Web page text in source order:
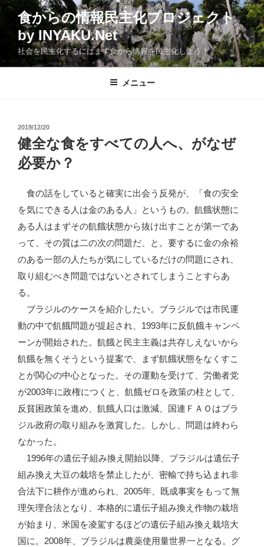
コ
食からの情報民主化プロジェクト
by INYAKU.Net
社会を民主化するにはまず食から情報を民主化しよう！
メニュー
投
稿
日:
2019/12/20
健全な食をすべての人へ、がなぜ
必要か？
食の話をしていると確実に出会う反発が、「食の安全
を気にできる人は金のある人」というもの。飢餓状態に
ある人はまずその飢餓状態から抜け出すことが第一であ
って、その質は二の次の問題だ、と。要するに金の余裕
のある一部の人たちが気にしているだけの問題にされ、
取り組むべき問題ではないとされてしまうことすらあ
る。
ブラジルのケースを紹介したい。ブラジルでは市民運
動の中で飢餓問題が提起され、1993年に反飢餓キャンペ
ーンが開始された。飢餓と民主主義は共存しえないから
飢餓を無くそうという提案で、まず飢餓状態をなくすこ
とが関心の中心となった。その運動を受けて、労働者党
が2003年に政権につくと、飢餓ゼロを政策の柱として、
反貧困政策を進め、飢餓人口は激減、国連ＦＡＯはブラ
ジル政府の取り組みを激賞した。しかし、問題は終わら
なかった。
1996年の遺伝子組み換え開始以降、ブラジルは遺伝子
組み換え大豆の栽培を禁止したが、密輸で持ち込まれ非
合法下に耕作が進められ、2005年、既成事実をもって無
理矢理合法となり、本格的に遺伝子組み換え作物の栽培
が始まり、米国を凌駕するほどの遺伝子組み換え栽培大
国に。2008年、ブラジルは農薬使用量世界一となる。グ